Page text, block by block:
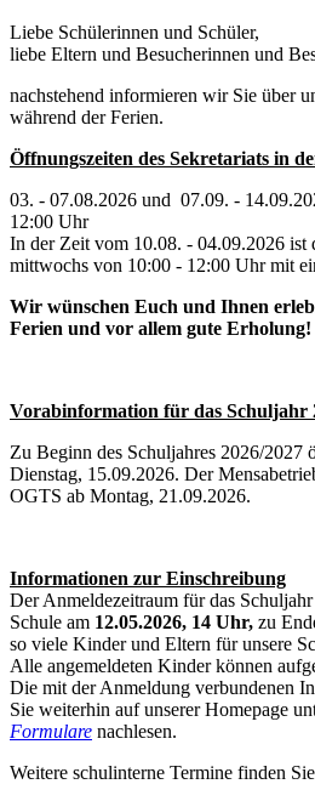
Liebe Schülerinnen und Schüler,
liebe Eltern und Besucherinnen und
nachstehend informieren wir Sie über
während der Ferien.
Öffnungszeiten des Sekretariats in
03. - 07.08.2026 und 07.09. -
12:00 Uhr
In der Zeit vom 10.08. - 04.09.2026 ist
mittwochs von 10:00 - 12:00 Uhr mit
Wir wünschen Euch und Ihnen
Ferien und vor allem gute Erholung!
Vorabinformation für das Schuljahr
Zu Beginn des Schuljahres 2026/2027
Dienstag, 15.09.2026. Der
OGTS ab Montag, 21.09.2026.
Informationen zur Einschreibung
Der Anmeldezeitraum für das
Schule am 12.05.2026, 14 Uhr, zu
so viele Kinder und Eltern für unsere
Alle angemeldeten Kinder können
Die mit der Anmeldung verbundenen
Sie weiterhin auf unserer Homepage
Formulare nachlesen.
Weitere schulinterne Termine finden